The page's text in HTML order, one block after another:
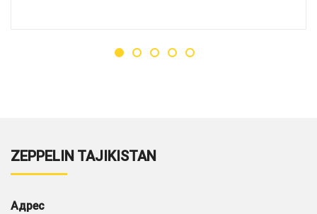
ZEPPELIN TAJIKISTAN
Адрес